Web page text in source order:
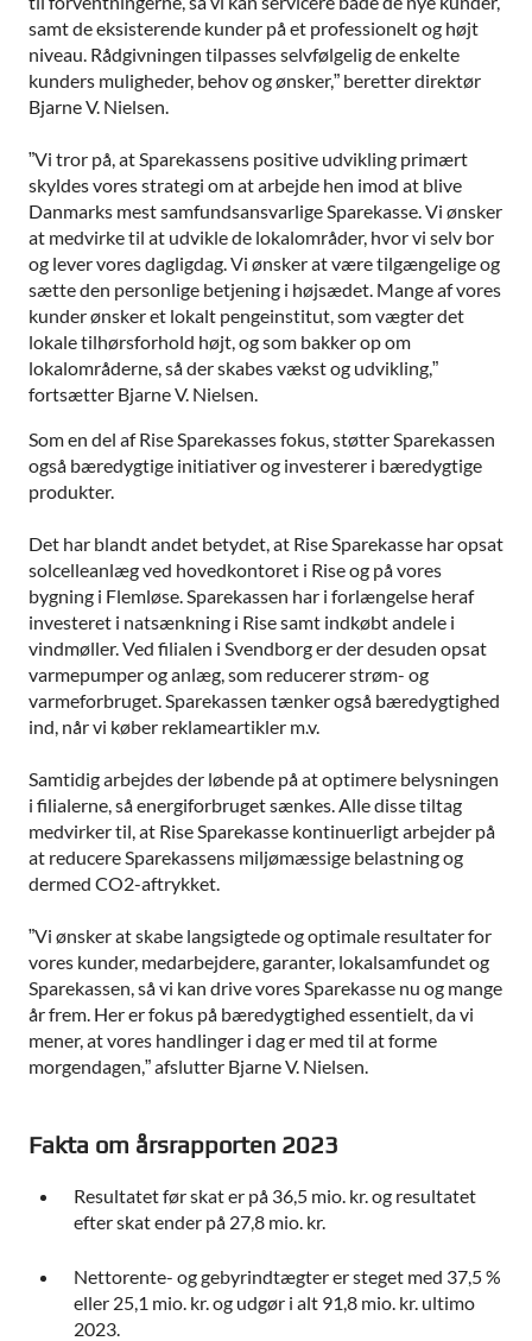
samt de eksisterende kunder på et professionelt og højt
niveau. Rådgivningen tilpasses selvfølgelig de enkelte
kunders muligheder, behov og ønsker,” beretter direktør
Bjarne V. Nielsen.
”Vi tror på, at Sparekassens positive udvikling primært
skyldes vores strategi om at arbejde hen imod at blive
Danmarks mest samfundsansvarlige Sparekasse. Vi ønsker
at medvirke til at udvikle de lokalområder, hvor vi selv bor
og lever vores dagligdag. Vi ønsker at være tilgængelige og
sætte den personlige betjening i højsædet. Mange af vores
kunder ønsker et lokalt pengeinstitut, som vægter det
lokale tilhørsforhold højt, og som bakker op om
lokalområderne, så der skabes vækst og udvikling,”
fortsætter Bjarne V. Nielsen.
Som en del af Rise Sparekasses fokus, støtter Sparekassen
også bæredygtige initiativer og investerer i bæredygtige
produkter.
Det har blandt andet betydet, at Rise Sparekasse har opsat
solcelleanlæg ved hovedkontoret i Rise og på vores
bygning i Flemløse. Sparekassen har i forlængelse heraf
investeret i natsænkning i Rise samt indkøbt andele i
vindmøller. Ved filialen i Svendborg er der desuden opsat
varmepumper og anlæg, som reducerer strøm- og
varmeforbruget. Sparekassen tænker også bæredygtighed
ind, når vi køber reklameartikler m.v.
Samtidig arbejdes der løbende på at optimere belysningen
i filialerne, så energiforbruget sænkes. Alle disse tiltag
medvirker til, at Rise Sparekasse kontinuerligt arbejder på
at reducere Sparekassens miljømæssige belastning og
dermed CO2-aftrykket.
”Vi ønsker at skabe langsigtede og optimale resultater for
vores kunder, medarbejdere, garanter, lokalsamfundet og
Sparekassen, så vi kan drive vores Sparekasse nu og mange
år frem. Her er fokus på bæredygtighed essentielt, da vi
mener, at vores handlinger i dag er med til at forme
morgendagen,” afslutter Bjarne V. Nielsen.
Fakta om årsrapporten 2023
Resultatet før skat er på 36,5 mio. kr. og resultatet
efter skat ender på 27,8 mio. kr.
Nettorente- og gebyrindtægter er steget med 37,5 %
eller 25,1 mio. kr. og udgør i alt 91,8 mio. kr. ultimo
2023.